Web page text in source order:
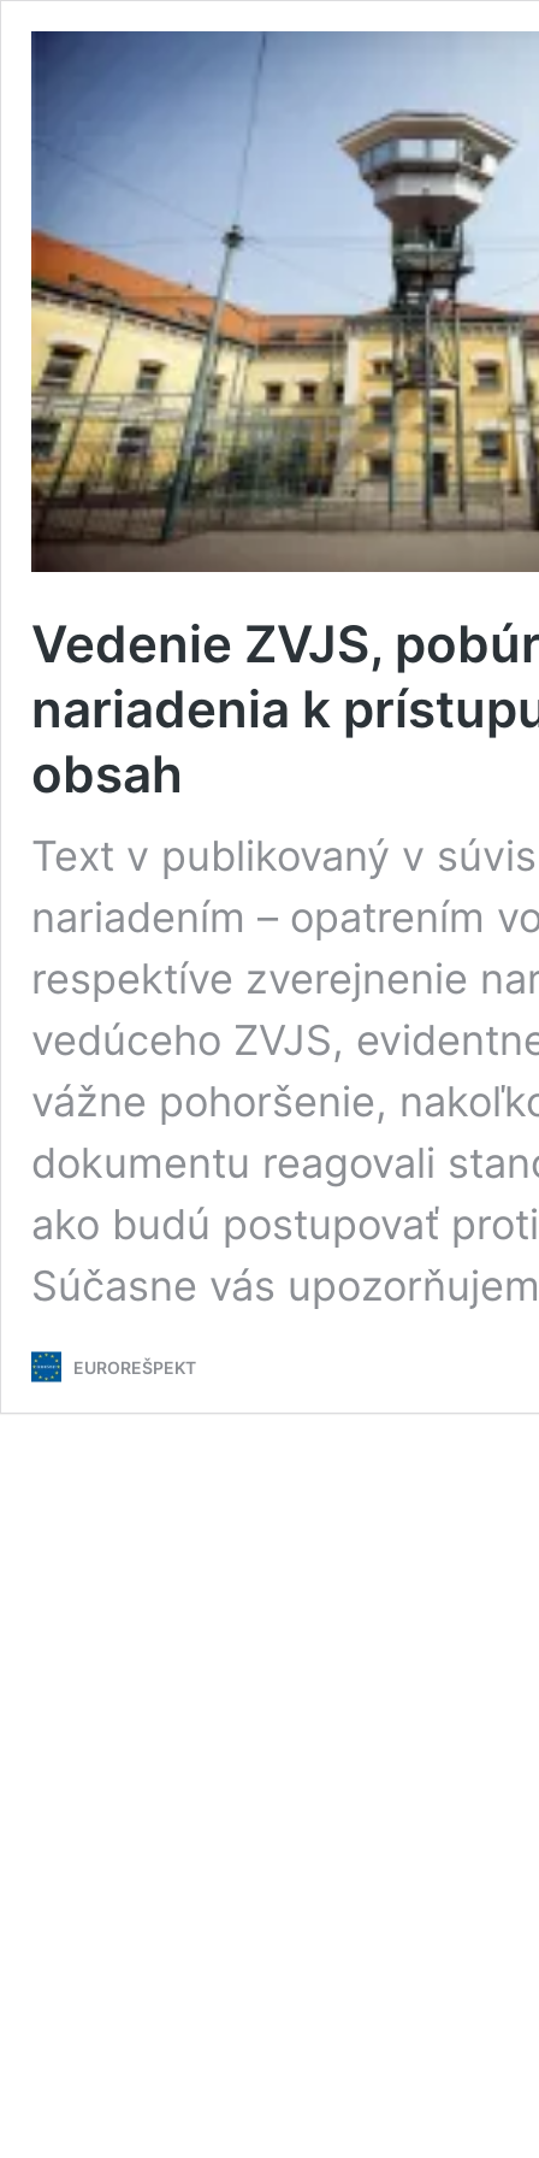
Vedenie ZVJS,
nariadenia k
obsah
Text v publikovaný v
nariadením – opatrením
respektíve zverejnenie
vedúceho ZVJS,
vážne pohoršenie,
dokumentu reagovali
ako budú postupovať
Súčasne vás
EUROREŠPEKT